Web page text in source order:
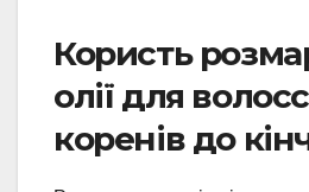
Користь
олії для
коренів до